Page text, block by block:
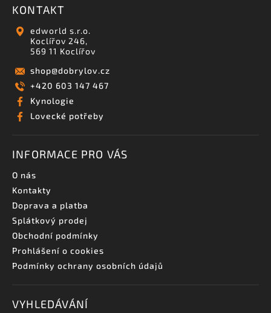
KONTAKT
edworld s.r.o.
Koclířov 246,
569 11 Koclířov
shop@dobrylov.cz
+420 603 147 467
Kynologie
Lovecké potřeby
INFORMACE PRO VÁS
O nás
Kontakty
Doprava a platba
Splátkový prodej
Obchodní podmínky
Prohlášení o cookies
Podmínky ochrany osobních údajů
VYHLEDÁVÁNÍ